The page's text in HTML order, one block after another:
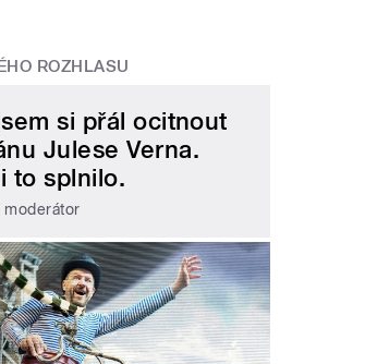
ROZHLASU
si přál ocitnout
Julese Verna.
to splnilo.
moderátor